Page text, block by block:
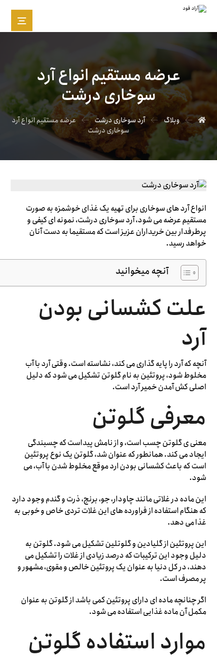
عرضه مستقیم انواع آرد
سوخاری درشت
وبلاگ آرد سوخاری درشت
عرضه مستقیم انواع آرد
سوخاری درشت
انواع آرد های سوخاری برای تهیه یک غذای خوشمزه به صورت
مستقیم عرضه می شود، آرد سوخاری درشت، نمونه ای کیفی و
پرطرفدار بین خریداران عزیز است که مستقیما به دست آنان
خواهد رسید.
آنچه میخوانید
علت کشسانی بودن
آرد
آنچه که آرد را پایه گذاری می کند، نشاسته است. وقتی آرد با آب
مخلوط شود، پروتئین به نام گلوتن تشکیل می شود که دلیل
اصلی کش آمدن خمیر آرد است.
معرفی گلوتن
معنی ی گلوتن چسب است، و از نامش پیداست که چسبندگی
ایجاد می کند. همانطور که عنوان شد، گلوتن یک نوع پروتئین
است که باعث کشسانی بودن ارد موقع مخلوط شدن با آب، می
شود.
این ماده در غلاتی مانند چاودار، جو، برنج، ذرت و گندم وجود دارد
که هنگام استفاده از فراورده های این غلات تردی خاص و خوبی به
غذا می دهد.
این پروتئین از گلیادین و گلوتلین تشکیل می شود. گلوتن به
دلیل وجود این ترکیبات که درصد زیادی از غلات را تشکیل می
دهند، در کل دنیا به عنوان یک پروتئین خالص و مقوی، مشهور و
پر مصرف است.
اگر چنانچه ماده ای دارای پروتئین کمی باشد از گلوتن به عنوان
مکمل آن ماده غذایی استفاده می شود.
موارد استفاده گلوتن